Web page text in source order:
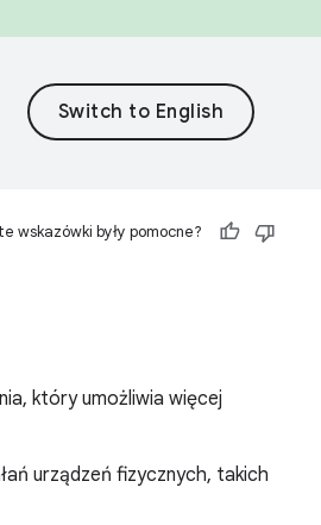
wskazówki były pomocne?
który umożliwia więcej
urządzeń fizycznych, takich